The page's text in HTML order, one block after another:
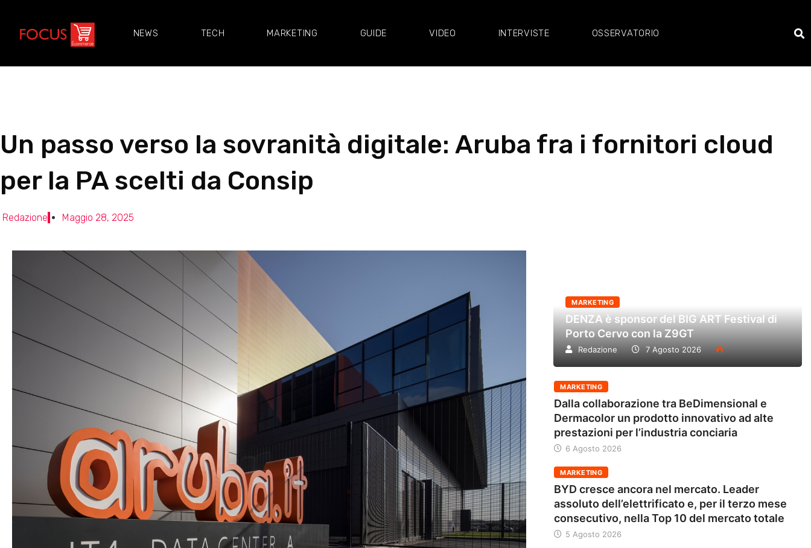
NEWS TECH MARKETING GUIDE VIDEO INTERVISTE OSSERVATORIO
Un passo verso la sovranità digitale: Aruba fra i fornitori cloud
per la PA scelti da Consip
Redazione Maggio 28, 2025
MARKETING
DENZA è sponsor del BIG ART Festival di
Porto Cervo con la Z9GT
Redazione 7 Agosto 2026
MARKETING
Dalla collaborazione tra BeDimensional e
Dermacolor un prodotto innovativo ad alte
prestazioni per l’industria conciaria
6 Agosto 2026
MARKETING
BYD cresce ancora nel mercato. Leader
assoluto dell’elettrificato e, per il terzo mese
consecutivo, nella Top 10 del mercato totale
5 Agosto 2026